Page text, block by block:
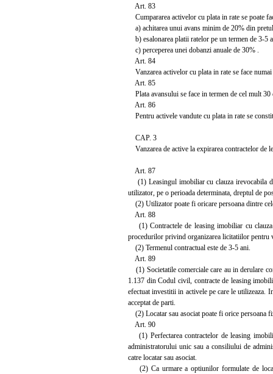
Art. 83
Cumpararea activelor cu plata in rate se poate
a) achitarea unui avans minim de 20% din
b) esalonarea platii ratelor pe un termen de 3-5
c) perceperea unei dobanzi anuale de 30% .
Art. 84
Vanzarea activelor cu plata in rate se face
Art. 85
Plata avansului se face in termen de cel mult 30
Art. 86
Pentru activele vandute cu plata in rate se
CAP. 3
Vanzarea de active la expirarea contractelor de
Art. 87
(1) Leasingul imobiliar cu clauza irevocabila
utilizator, pe o perioada determinata, dreptul de
(2) Utilizator poate fi oricare persoana dintre
Art. 88
(1) Contractele de leasing imobiliar cu clauza
procedurilor privind organizarea licitatiilor pentru
(2) Termenul contractual este de 3-5 ani.
Art. 89
(1) Societatile comerciale care au in derulare
1.137 din Codul civil, contracte de leasing
efectuat investitii in activele pe care le utilizeaza.
acceptat de parti.
(2) Locatar sau asociat poate fi orice persoana
Art. 90
(1) Perfectarea contractelor de leasing
administratorului unic sau a consiliului de
catre locatar sau asociat.
(2) Ca urmare a optiunilor formulate de